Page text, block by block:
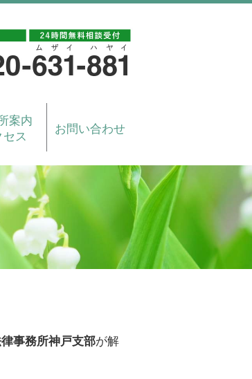
案内
ス
お問い合わせ
事務所神戸支部が解